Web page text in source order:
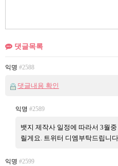
댓글목록
익명 #2588
댓글내용 확인
익명 #2589
뱃지 제작사 일정에 따라서 3월
릴게요. 트위터 디엠부탁드립니
익명 #2599